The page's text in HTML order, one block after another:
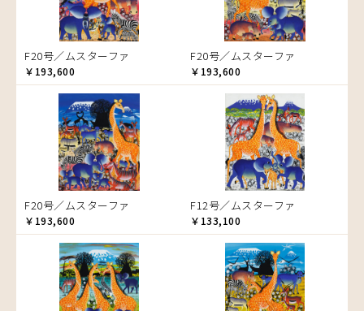
家族-親子
カシューナッツの木
カップル
カバ
カメ
カメレオン
木
キリン
キリマンジャロ
孔雀
サイ
魚の群れ
桜
サル
シマウマ
アマニ
アミナータ
アリー
アルバー
イッサ
イディー
エミリアス
エレナ
オマリー
ジャリブーニ
スフィアー二
ズベリ
スライディ（スライドゥ）
ゼナ
セフ
マリキータ
マルチナ
マワゾ
マングラ
ミムス
ムクラ
ムクンバ
ムスターファ
ムチサ
ムッサ
ムブカ
ムロペ
ムワツカ
ムワメディ
ルーカス
ルブニ
レイモンド
ロジャー
F20号／ムスターファ
￥193,600
F20号／ムスターファ
￥193,600
F20号／ムスターファ
￥193,600
F12号／ムスターファ
￥133,100